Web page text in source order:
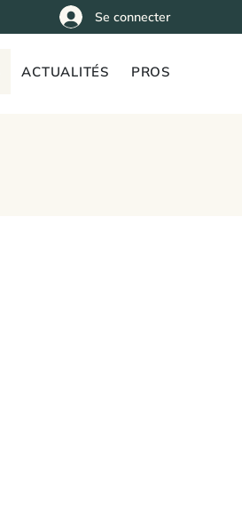
Se connecter
ACTUALITÉS PROS